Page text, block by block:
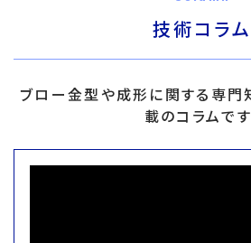
技術コラム
ブロー金型や成形に関する専門
載のコラムです